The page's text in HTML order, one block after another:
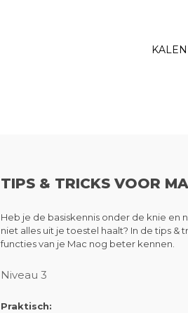
TIPS & TRICKS VOOR
Heb je de basiskennis onder de knie en
niet alles uit je toestel haalt? In de tips &
functies van je Mac nog beter kennen.
Niveau 3
Praktisch: